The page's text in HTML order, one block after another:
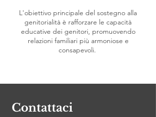
L'obiettivo principale del sostegno alla
genitorialità è rafforzare le capacità
educative dei genitori, promuovendo
relazioni familiari più armoniose e
consapevoli.
Contattaci